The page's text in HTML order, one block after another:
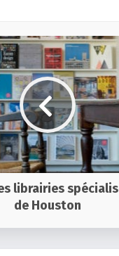
librairies
de Houston